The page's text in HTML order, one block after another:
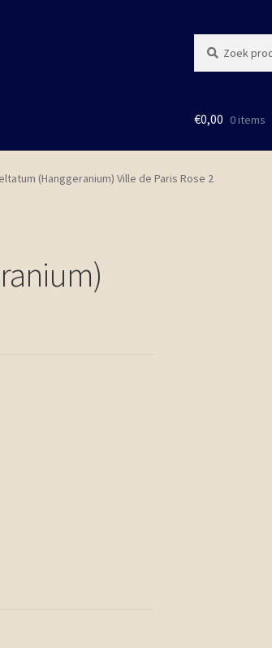
naar:
€0,00 0 items
(Hanggeranium) Ville de Paris Rose 2